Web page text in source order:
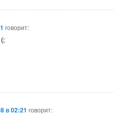
говорит:
в 02:21 говорит: